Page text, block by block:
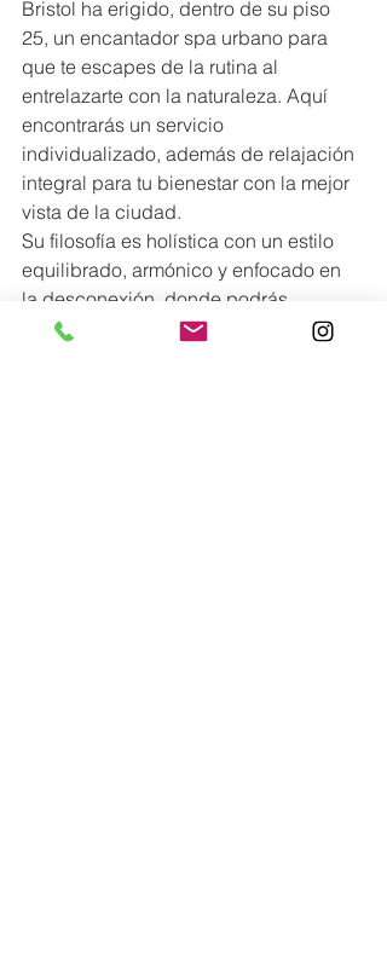
Bristol ha erigido, dentro de su piso
25, un encantador spa urbano para
que te escapes de la rutina al
entrelazarte con la naturaleza. Aquí
encontrarás un servicio
individualizado, además de relajación
integral para tu bienestar con la mejor
vista de la ciudad.
Su filosofía es holística con un estilo
equilibrado, armónico y enfocado en
la desconexión, donde podrás
deleitarte con un masaje a tu medida,